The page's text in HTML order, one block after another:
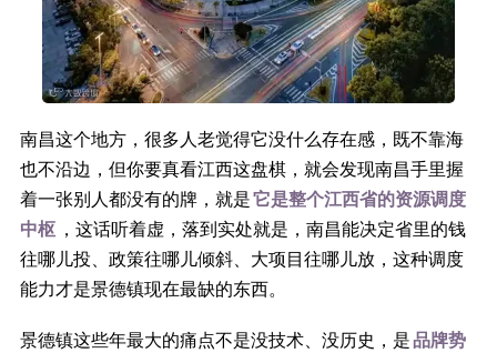
南昌这个地方，很多人老觉得它没什么存在感，既不靠海
也不沿边，但你要真看江西这盘棋，就会发现南昌手里握
着一张别人都没有的牌，就是它是整个江西省的资源调度
中枢 ，这话听着虚，落到实处就是，南昌能决定省里的钱
往哪儿投、政策往哪儿倾斜、大项目往哪儿放，这种调度
能力才是景德镇现在最缺的东西。
景德镇这些年最大的痛点不是没技术、没历史，是品牌势